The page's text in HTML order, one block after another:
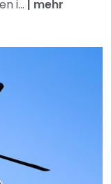
i... | mehr